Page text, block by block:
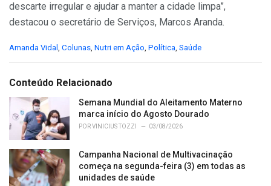
descarte irregular e ajudar a manter a cidade limpa”,
destacou o secretário de Serviços, Marcos Aranda.
C
e
o
i
Amanda Vidal , Colunas, Nutri em Ação, Política, Saúde
Conteúdo Relacionado
Semana Mundial do Aleitamento Materno
marca início do Agosto Dourado
PORVINICIUS TOZZI 03/08/2026
Campanha Nacional de Multivacinação
começa na segunda-feira (3) em todas as
unidades de saúde